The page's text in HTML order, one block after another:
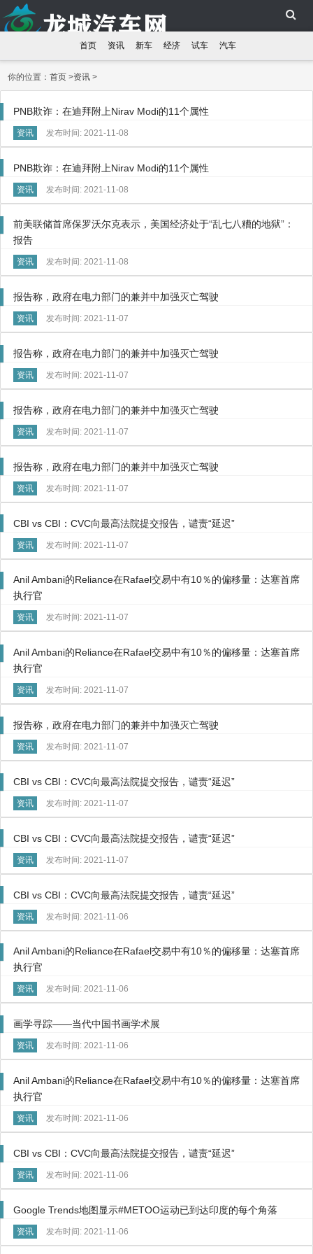
首页 资讯 新车 经济 试车 汽车
你的位置：首页 >资讯 >
PNB欺诈：在迪拜附上Nirav Modi的11个属性
资讯 发布时间: 2021-11-08
PNB欺诈：在迪拜附上Nirav Modi的11个属性
资讯 发布时间: 2021-11-08
前美联储首席保罗沃尔克表示，美国经济处于“乱七八糟的地狱”：
报告
资讯 发布时间: 2021-11-08
报告称，政府在电力部门的兼并中加强灭亡驾驶
资讯 发布时间: 2021-11-07
报告称，政府在电力部门的兼并中加强灭亡驾驶
资讯 发布时间: 2021-11-07
报告称，政府在电力部门的兼并中加强灭亡驾驶
资讯 发布时间: 2021-11-07
报告称，政府在电力部门的兼并中加强灭亡驾驶
资讯 发布时间: 2021-11-07
CBI vs CBI：CVC向最高法院提交报告，谴责“延迟”
资讯 发布时间: 2021-11-07
Anil Ambani的Reliance在Rafael交易中有10％的偏移量：达塞首席
执行官
资讯 发布时间: 2021-11-07
Anil Ambani的Reliance在Rafael交易中有10％的偏移量：达塞首席
执行官
资讯 发布时间: 2021-11-07
报告称，政府在电力部门的兼并中加强灭亡驾驶
资讯 发布时间: 2021-11-07
CBI vs CBI：CVC向最高法院提交报告，谴责“延迟”
资讯 发布时间: 2021-11-07
CBI vs CBI：CVC向最高法院提交报告，谴责“延迟”
资讯 发布时间: 2021-11-07
CBI vs CBI：CVC向最高法院提交报告，谴责“延迟”
资讯 发布时间: 2021-11-06
Anil Ambani的Reliance在Rafael交易中有10％的偏移量：达塞首席
执行官
资讯 发布时间: 2021-11-06
画学寻踪——当代中国书画学术展
资讯 发布时间: 2021-11-06
Anil Ambani的Reliance在Rafael交易中有10％的偏移量：达塞首席
执行官
资讯 发布时间: 2021-11-06
CBI vs CBI：CVC向最高法院提交报告，谴责“延迟”
资讯 发布时间: 2021-11-06
Google Trends地图显示#METOO运动已到达印度的每个角落
资讯 发布时间: 2021-11-06